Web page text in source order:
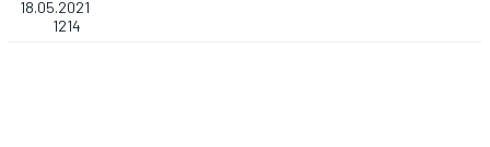
18.05.2021
1214